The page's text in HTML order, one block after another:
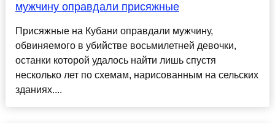
мужчину оправдали присяжные
Присяжные на Кубани оправдали мужчину,
обвиняемого в убийстве восьмилетней девочки,
останки которой удалось найти лишь спустя
несколько лет по схемам, нарисованным на сельских
зданиях....